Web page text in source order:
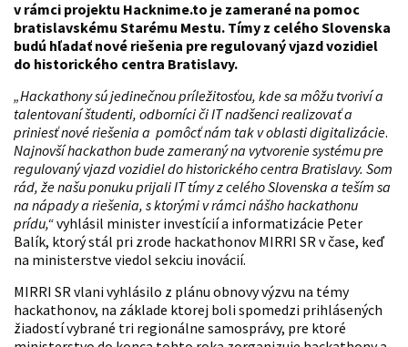
v rámci projektu Hacknime.to je zamerané na pomoc
bratislavskému Starému Mestu. Tímy z celého Slovenska
budú hľadať nové riešenia pre regulovaný vjazd vozidiel
do historického centra Bratislavy.
„Hackathony sú jedinečnou príležitosťou, kde sa môžu tvoriví a
talentovaní študenti, odborníci či IT nadšenci realizovať a
priniesť nové riešenia a pomôcť nám tak v oblasti digitalizácie.
Najnovší hackathon bude zameraný na vytvorenie systému pre
regulovaný vjazd vozidiel do historického centra Bratislavy. Som
rád, že našu ponuku prijali IT tímy z celého Slovenska a teším sa
na nápady a riešenia, s ktorými v rámci nášho hackathonu
prídu,“vyhlásil minister investícií a informatizácie Peter
Balík, ktorý stál pri zrode hackathonov MIRRI SR v čase, keď
na ministerstve viedol sekciu inovácií.
MIRRI SR vlani vyhlásilo z plánu obnovy výzvu na témy
hackathonov, na základe ktorej boli spomedzi prihlásených
žiadostí vybrané tri regionálne samosprávy, pre ktoré